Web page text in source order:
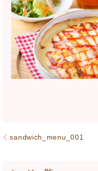
sandwich_menu_001